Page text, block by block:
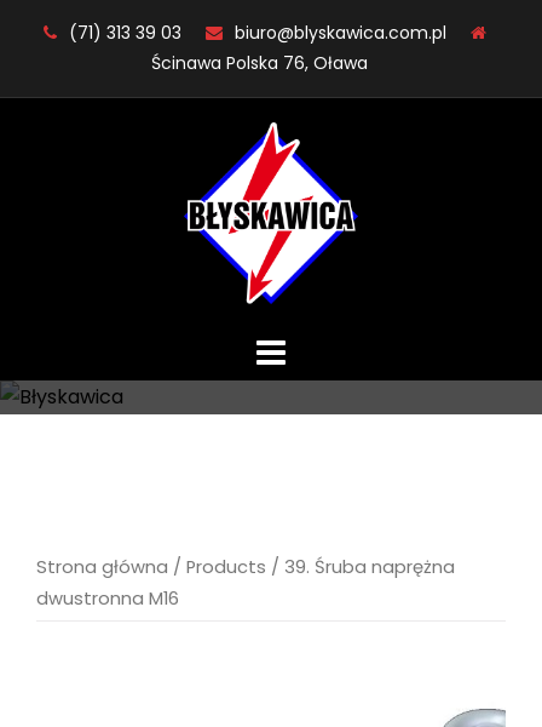
(71) 313 39 03
biuro@blyskawica.com.pl
Ścinawa Polska 76, Oława
Strona główna / Products / 39. Śruba naprężna
dwustronna M16